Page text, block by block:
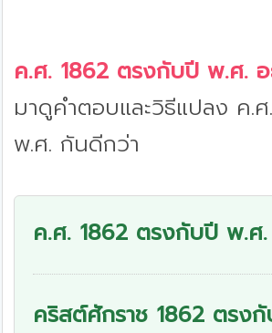
ค.ศ. 1862 ตรงกับปี พ.ศ. อ
มาดูคำตอบและวิธีแปลง ค.
พ.ศ. กันดีกว่า
ค.ศ. 1862 ตรงกับปี พ.ศ
คริสต์ศักราช 1862 ตรง